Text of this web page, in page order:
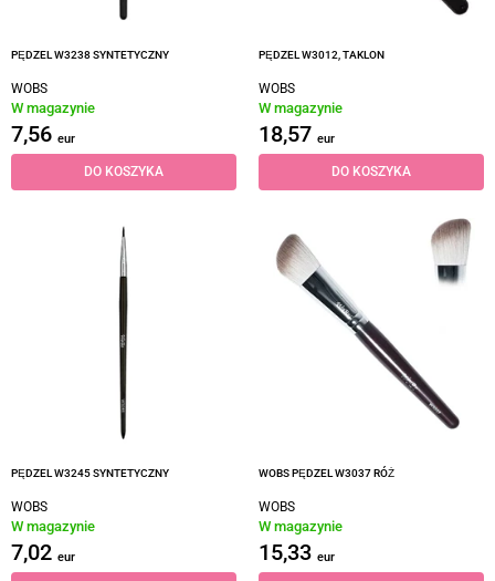
PĘDZEL W3238 SYNTETYCZNY
WOBS
W magazynie
7,56 eur
DO KOSZYKA
PĘDZEL W3012, TAKLON
WOBS
W magazynie
18,57 eur
DO KOSZYKA
PĘDZEL W3245 SYNTETYCZNY
WOBS
W magazynie
7,02 eur
WOBS PĘDZEL W3037 RÓŻ
WOBS
W magazynie
15,33 eur